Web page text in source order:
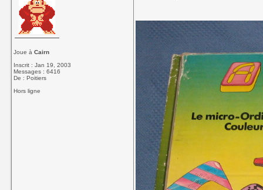
Joue àCairn
Inscrit : Jan 19, 2003
Messages : 6416
De : Poitiers
Hors ligne